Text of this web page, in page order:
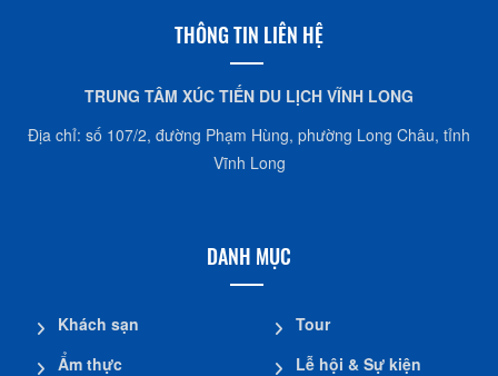
THÔNG TIN LIÊN HỆ
TRUNG TÂM XÚC TIẾN DU LỊCH VĨNH LONG
Địa chỉ: số 107/2, đường Phạm Hùng, phường Long Châu, tỉnh
Vĩnh Long
DANH MỤC
Khách sạn
Ẩm thực
Tour
Lễ hội & Sự kiện